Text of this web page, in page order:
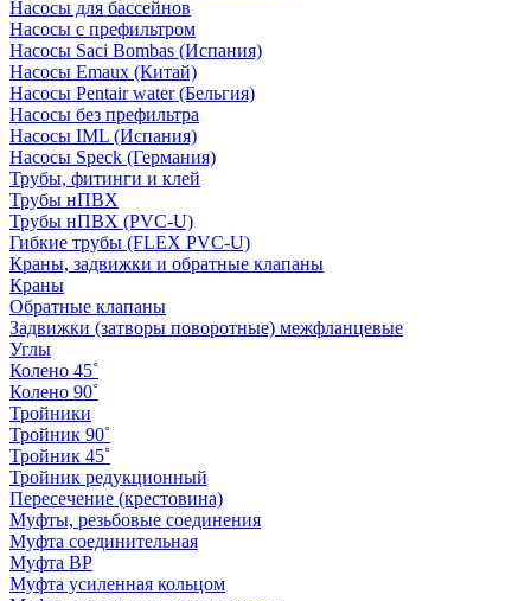
Насосы для бассейнов
Насосы с префильтром
Насосы Saci Bombas (Испания)
Насосы Emaux (Китай)
Насосы Pentair water (Бельгия)
Насосы без префильтра
Насосы IML (Испания)
Насосы Speck (Германия)
Трубы, фитинги и клей
Трубы нПВХ
Трубы нПВХ (PVC-U)
Гибкие трубы (FLEX PVC-U)
Краны, задвижки и обратные клапаны
Краны
Обратные клапаны
Задвижки (затворы поворотные) межфланцевые
Углы
Колено 45˚
Колено 90˚
Тройники
Тройник 90˚
Тройник 45˚
Тройник редукционный
Пересечение (крестовина)
Муфты, резьбовые соединения
Муфта соединительная
Муфта ВР
Муфта усиленная кольцом